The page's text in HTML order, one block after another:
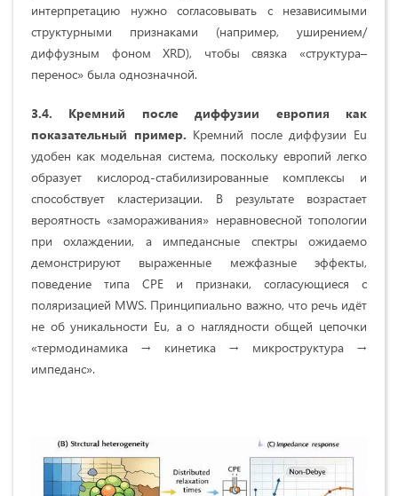
интерпретацию нужно согласовывать с независимыми
структурными признаками (например, уширением/
диффузным фоном XRD), чтобы связка «структура–
перенос» была однозначной.
3.4. Кремний после диффузии европия как
показательный пример. Кремний после диффузии Eu
удобен как модельная система, поскольку европий легко
образует кислород‑стабилизированные комплексы и
способствует кластеризации. В результате возрастает
вероятность «замораживания» неравновесной топологии
при охлаждении, а импедансные спектры ожидаемо
демонстрируют выраженные межфазные эффекты,
поведение типа CPE и признаки, согласующиеся с
поляризацией MWS. Принципиально важно, что речь идёт
не об уникальности Eu, а о наглядности общей цепочки
«термодинамика → кинетика → микроструктура →
импеданс».